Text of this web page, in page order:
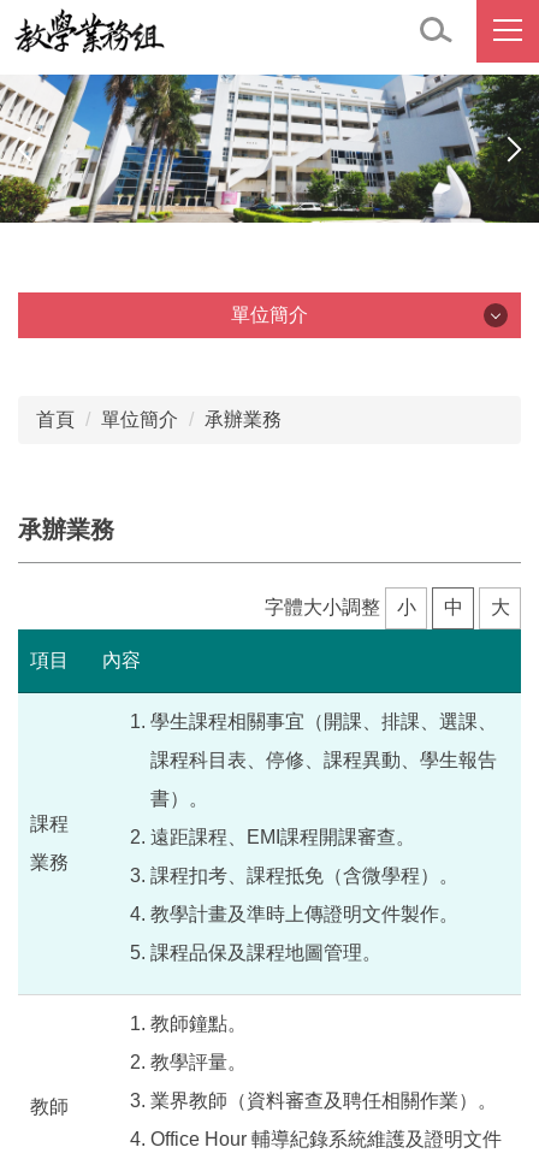
跳
到
要
內
容
區
單位簡介
承辦業務
課程結構
首頁 單位簡介 承辦業務
承辦業務
字體大小調整 小 中 大
項目 內容
課程
業務
學生課程相關事宜（開課、排課、選課、
課程科目表、停修、課程異動、學生報告
書）。
遠距課程、EMI課程開課審查。
課程扣考、課程抵免（含微學程）。
教學計畫及準時上傳證明文件製作。
課程品保及課程地圖管理。
教師
教師鐘點。
教學評量。
業界教師（資料審查及聘任相關作業）。
Office Hour 輔導紀錄系統維護及證明文件